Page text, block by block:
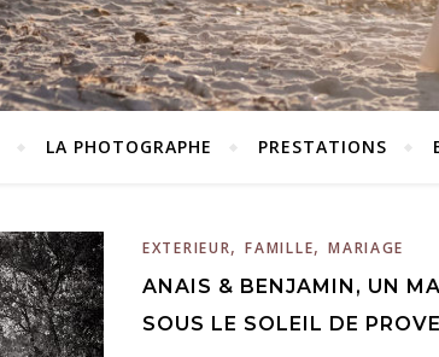
LA PHOTOGRAPHE PRESTATIONS
EXTERIEUR,FAMILLE,MARIAGE
ANAIS & BENJAMIN, UN
SOUS LE SOLEIL DE